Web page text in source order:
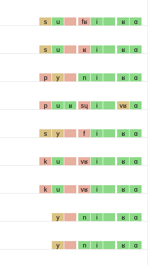
s u fʁ i ʁ ɑ
s u ʁ i ʁ ɑ
p y n i ʁ ɑ
p u ʁ sɥ i vʁ ɑ
s y f i ʁ ɑ
k u vʁ i ʁ ɑ
k u vʁ i ʁ ɑ
y n i ʁ ɑ
y n i ʁ ɑ